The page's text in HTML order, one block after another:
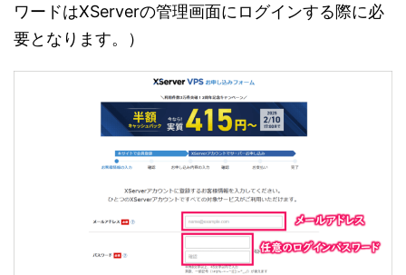
ワードはXServerの管理画面にログインする際に必
要となります。）